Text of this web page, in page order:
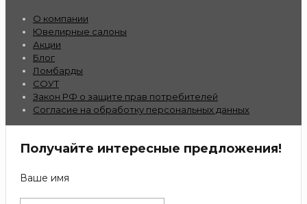
О компании
Ювелирные салоны
Акции
Блог
Ломбарды
СОУТ
Закон РФ о защите прав потребителей
Согласие на обработку персональных данных
Получайте интересные предложения!
Ваше имя